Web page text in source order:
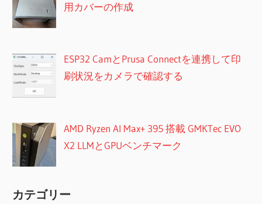
用カバーの作成
ESP32 CamとPrusa Connectを連携して印
刷状況をカメラで確認する
AMD Ryzen AI Max+ 395 搭載 GMKTec EVO
X2 LLMとGPUベンチマーク
カテゴリー